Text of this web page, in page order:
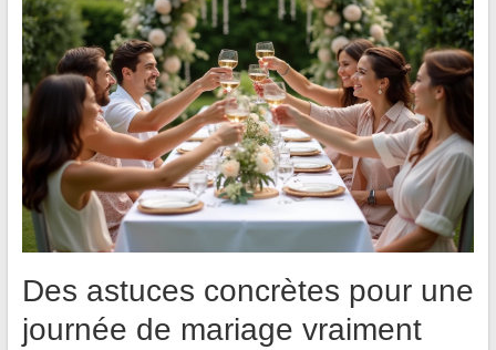
Des astuces concrètes pour une
journée de mariage vraiment